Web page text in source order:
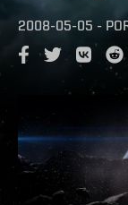
2008-05-05 -